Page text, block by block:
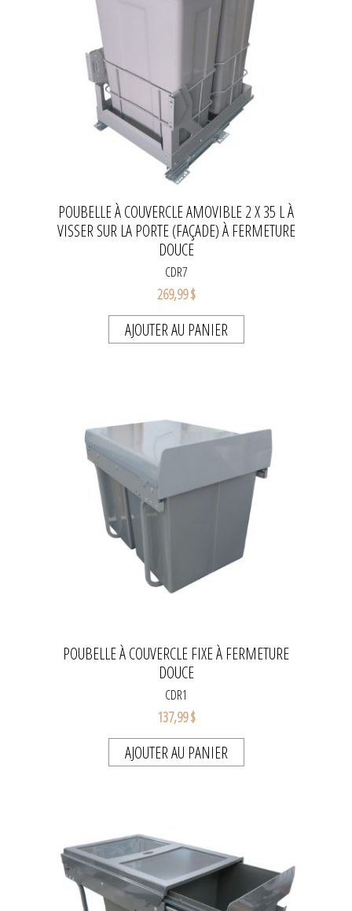
POUBELLE À COUVERCLE AMOVIBLE 2 X 35 L À
VISSER SUR LA PORTE (FAÇADE) À FERMETURE
DOUCE
CDR7
269,99 $
AJOUTER AU PANIER
POUBELLE À COUVERCLE FIXE À FERMETURE
DOUCE
CDR1
137,99 $
AJOUTER AU PANIER